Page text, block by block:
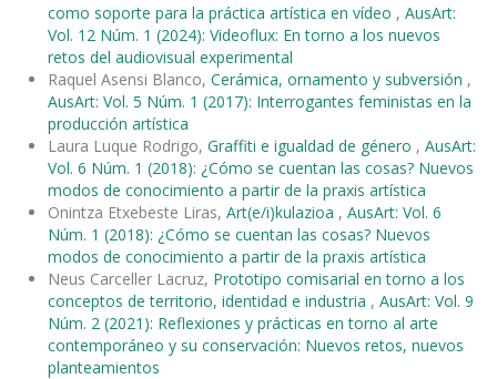
como soporte para la práctica artística en vídeo , AusArt:
Vol. 12 Núm. 1 (2024): Videoflux: En torno a los nuevos
retos del audiovisual experimental
Raquel Asensi Blanco, Cerámica, ornamento y subversión ,
AusArt: Vol. 5 Núm. 1 (2017): Interrogantes feministas en la
producción artística
Laura Luque Rodrigo, Graffiti e igualdad de género , AusArt:
Vol. 6 Núm. 1 (2018): ¿Cómo se cuentan las cosas? Nuevos
modos de conocimiento a partir de la praxis artística
Onintza Etxebeste Liras, Art(e/i)kulazioa , AusArt: Vol. 6
Núm. 1 (2018): ¿Cómo se cuentan las cosas? Nuevos
modos de conocimiento a partir de la praxis artística
Neus Carceller Lacruz, Prototipo comisarial en torno a los
conceptos de territorio, identidad e industria , AusArt: Vol. 9
Núm. 2 (2021): Reflexiones y prácticas en torno al arte
contemporáneo y su conservación: Nuevos retos, nuevos
planteamientos